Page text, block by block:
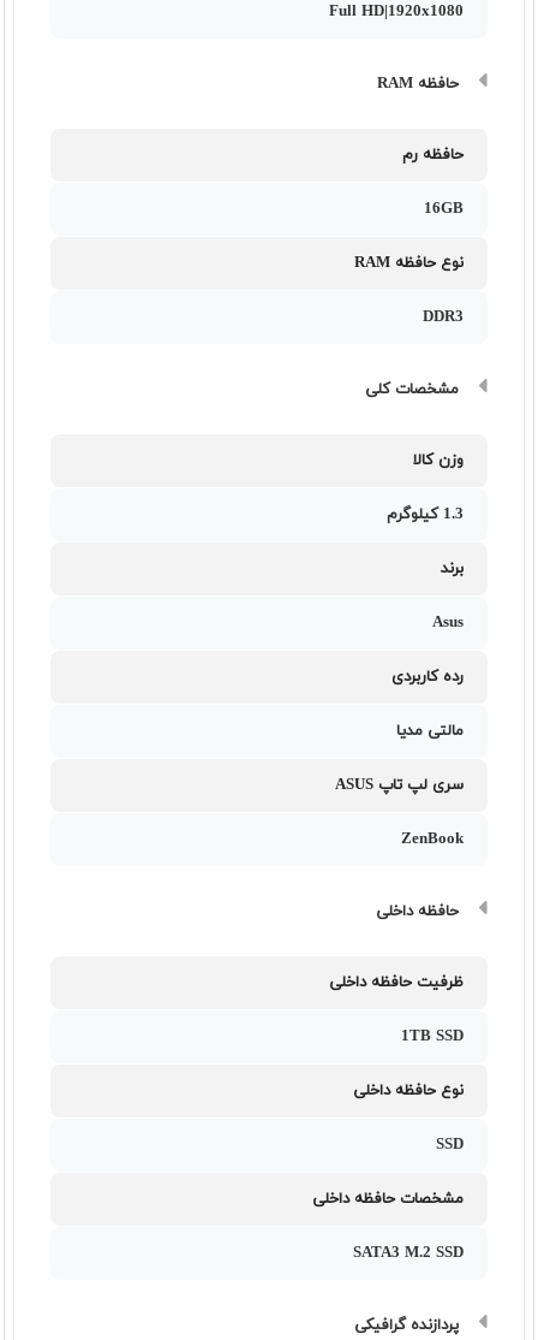
Full HD|1920x1080
حافظه RAM
حافظه رم
16GB
نوع حافظه RAM
DDR3
مشخصات کلی
وزن کالا
1.3 کیلوگرم
برند
Asus
رده کاربردی
مالتی مدیا
سری لپ تاپ ASUS
ZenBook
حافظه داخلی
ظرفیت حافظه داخلی
1TB SSD
نوع حافظه داخلی
SSD
مشخصات حافظه داخلی
SATA3 M.2 SSD
پردازنده گرافیکی